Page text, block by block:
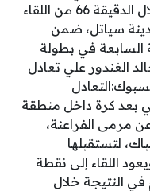
محمد هاني بالخطأ في مرماه، خلال الدقيقة 66 من اللقاء
سياتل، ضمن
السابعة في بطولة
خالد الغندور علي تعادل
بعد كرة داخل منطقة
مرمى الفراعنة،
لتستقبلها
اللقاء إلى نقطة
النتيجة خلال